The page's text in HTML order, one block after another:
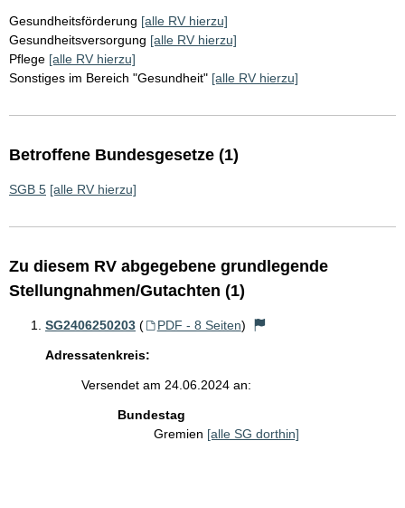
Gesundheitsförderung [alle RV hierzu]
Gesundheitsversorgung [alle RV hierzu]
Pflege [alle RV hierzu]
Sonstiges im Bereich "Gesundheit" [alle RV hierzu]
Betroffene Bundesgesetze (1)
SGB 5 [alle RV hierzu]
Zu diesem RV abgegebene grundlegende
Stellungnahmen/Gutachten (1)
SG2406250203 ( PDF - 8 Seiten)
Adressatenkreis:
Versendet am 24.06.2024 an:
Bundestag
Gremien [alle SG dorthin]